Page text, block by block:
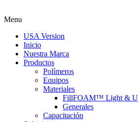
Menu
USA Version
Inicio
Nuestra Marca
Productos
Polímeros
Equipos
Materiales
FillFOAM™ Light &
Generales
Capacitación